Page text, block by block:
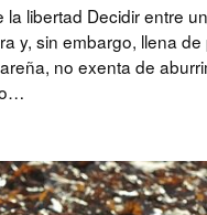
la libertad Decidir entre
y, sin embargo, llena
no exenta de